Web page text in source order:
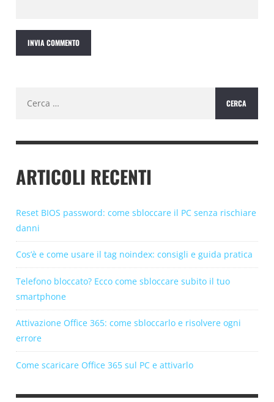
per:
ARTICOLI RECENTI
Reset BIOS password: come sbloccare il PC senza rischiare
danni
Cos’è e come usare il tag noindex: consigli e guida pratica
Telefono bloccato? Ecco come sbloccare subito il tuo
smartphone
Attivazione Office 365: come sbloccarlo e risolvere ogni
errore
Come scaricare Office 365 sul PC e attivarlo